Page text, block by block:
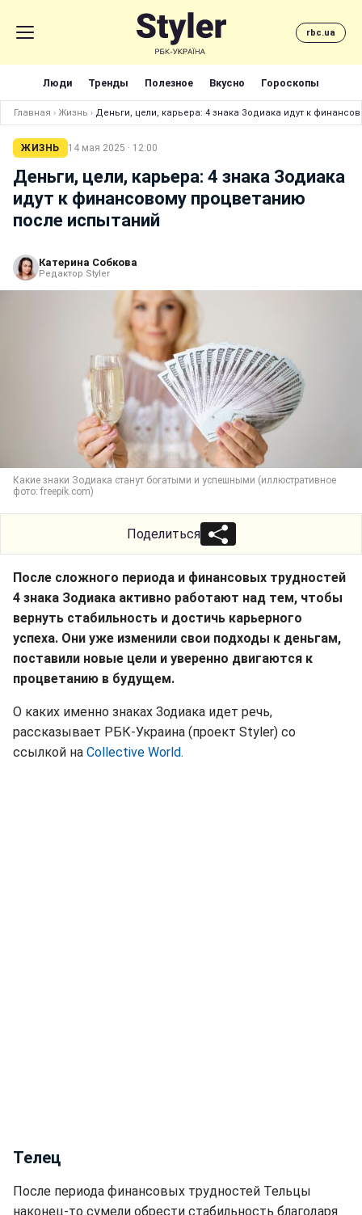
rbc.ua
Люди Тренды Полезное Вкусно Гороскопы
Главная › Жизнь › Деньги, цели, карьера: 4 знака Зодиака идут к
ЖИЗНЬ 14 мая 2025 · 12:00
Деньги, цели, карьера: 4 знака Зодиака
идут к финансовому процветанию
после испытаний
Катерина Собкова
Редактор Styler
Какие знаки Зодиака станут богатыми и успешными (иллюстративное
фото: freepik.com)
Поделиться
После сложного периода и финансовых трудностей
4 знака Зодиака активно работают над тем, чтобы
вернуть стабильность и достичь карьерного
успеха. Они уже изменили свои подходы к деньгам,
поставили новые цели и уверенно двигаются к
процветанию в будущем.
О каких именно знаках Зодиака идет речь,
рассказывает РБК-Украина (проект Styler) со
ссылкой на Collective World.
Телец
После периода финансовых трудностей Тельцы
наконец-то сумели обрести стабильность благодаря